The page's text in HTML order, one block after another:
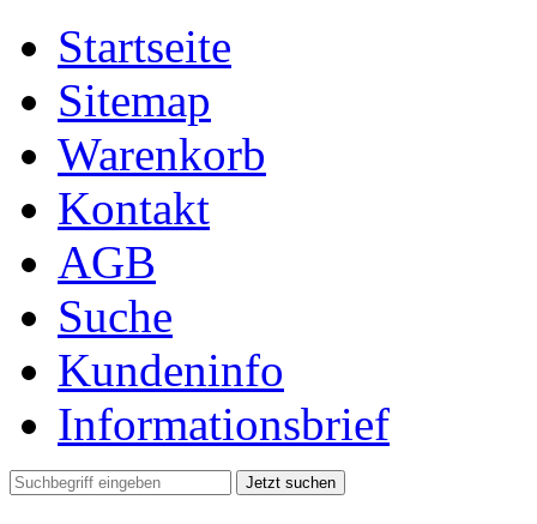
Startseite
Sitemap
Warenkorb
Kontakt
AGB
Suche
Kundeninfo
Informationsbrief
Jetzt suchen